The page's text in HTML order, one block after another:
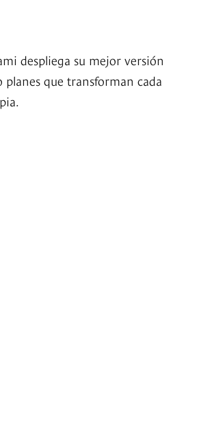
despliega su mejor versión
que transforman cada